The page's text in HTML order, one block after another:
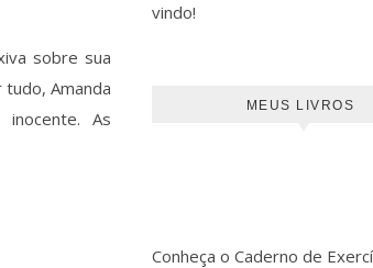
sobre sua
Amanda
As
vindo!
MEUS LIVROS
Conheça o Caderno de